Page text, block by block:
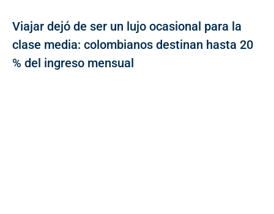
Viajar dejó de ser un lujo ocasional para la
clase media: colombianos destinan hasta 20
% del ingreso mensual